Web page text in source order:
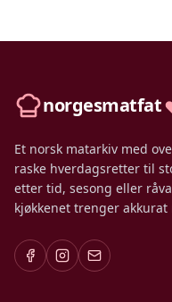
norgesmatfat
Et norsk matarkiv med
raske hverdagsretter til
etter tid, sesong eller
kjøkkenet trenger akkurat